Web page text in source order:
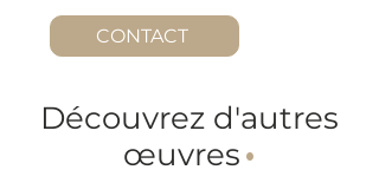
CONTACT
Découvrez d'autres
œuvres·